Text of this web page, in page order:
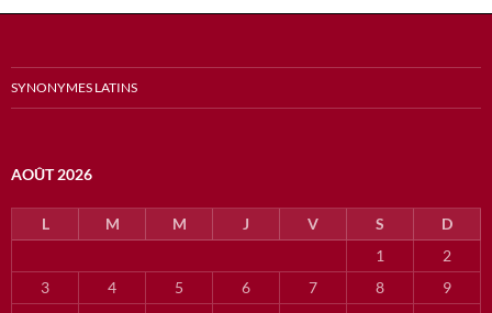
SYNONYMES LATINS
AOÛT 2026
L M M J V S
D
1
2
3
4 5 6 7 8
9